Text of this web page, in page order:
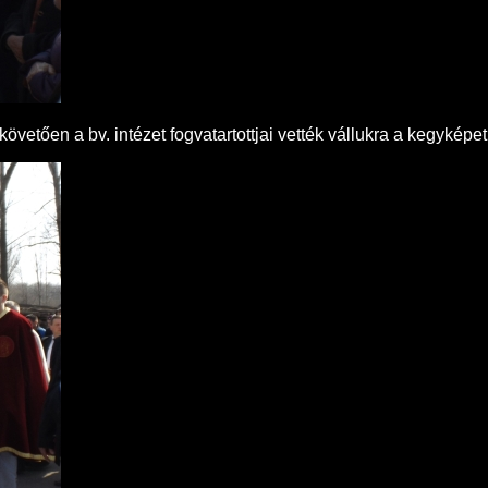
a bv. intézet fogvatartottjai vették vállukra a